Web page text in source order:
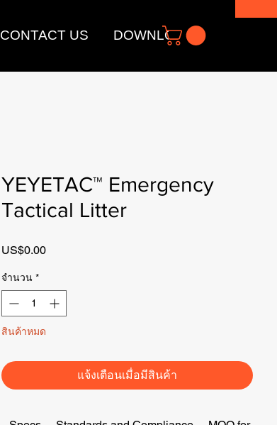
CONTACT US DOWNLOADS
YEYETAC™ Emergency
Tactical Litter
US$0.00ราคา
จำนวน *
สินค้าหมด
แจ้งเตือนเมื่อมีสินค้า